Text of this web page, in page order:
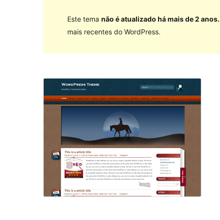
Este tema não é atualizado há mais de 2 anos.
mais recentes do WordPress.